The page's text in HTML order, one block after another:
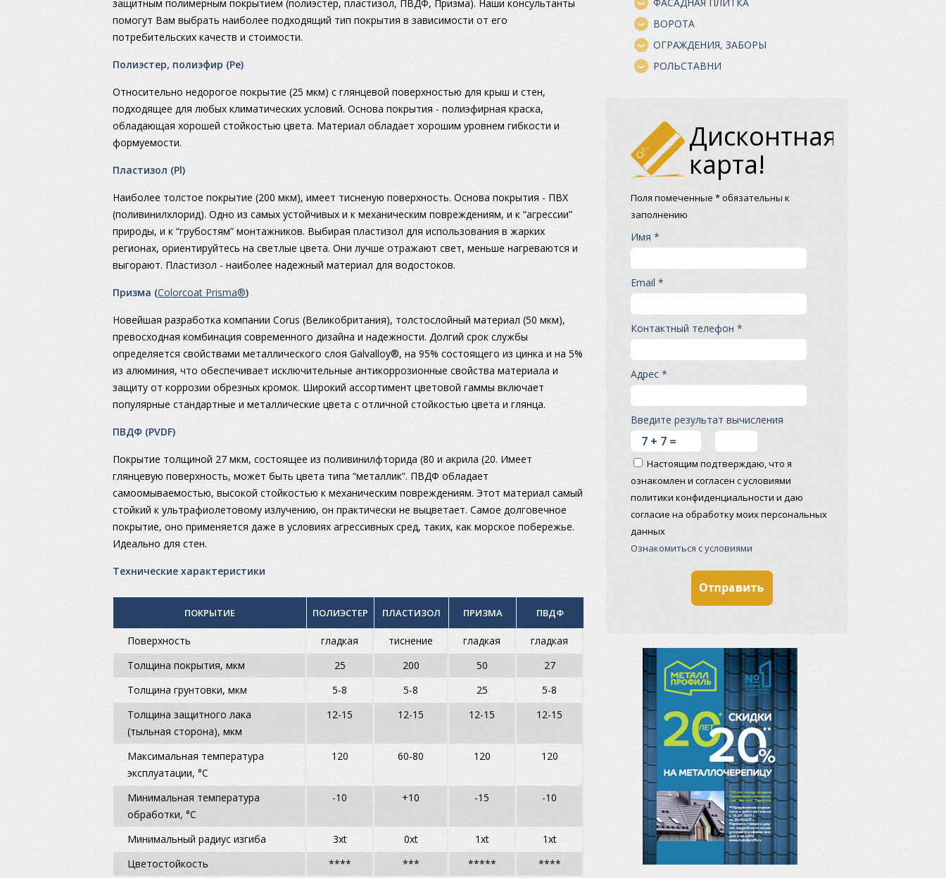
защитным полимерным покрытием (полиэстер, пластизол, ПВДФ, Призма). Наши консультанты
помогут Вам выбрать наиболее подходящий тип покрытия в зависимости от его
потребительских качеств и стоимости.
Полиэстер, полиэфир (Pe)
Относительно недорогое покрытие (25 мкм) с глянцевой поверхностью для крыш и стен,
подходящее для любых климатических условий. Основа покрытия - полиэфирная краска,
обладающая хорошей стойкостью цвета. Материал обладает хорошим уровнем гибкости и
формуемости.
Пластизол (Pl)
Наиболее толстое покрытие (200 мкм), имеет тисненую поверхность. Основа покрытия - ПВХ
(поливинилхлорид). Одно из самых устойчивых и к механическим повреждениям, и к “агрессии”
природы, и к “грубостям” монтажников. Выбирая пластизол для использования в жарких
регионах, ориентируйтесь на светлые цвета. Они лучше отражают свет, меньше нагреваются и
выгорают. Пластизол - наиболее надежный материал для водостоков.
Призма (Colorcoat Prisma®)
Новейшая разработка компании Corus (Великобритания), толстослойный материал (50 мкм),
превосходная комбинация современного дизайна и надежности. Долгий срок службы
определяется свойствами металлического слоя Galvalloy®, на 95% состоящего из цинка и на 5%
из алюминия, что обеспечивает исключительные антикоррозионные свойства материала и
защиту от коррозии обрезных кромок. Широкий ассортимент цветовой гаммы включает
популярные стандартные и металлические цвета с отличной стойкостью цвета и глянца.
ПВДФ (PVDF)
Покрытие толщиной 27 мкм, состоящее из поливинилфторида (80 и акрила (20. Имеет
глянцевую поверхность, может быть цвета типа “металлик”. ПВДФ обладает
самоомываемостью, высокой стойкостью к механическим повреждениям. Этот материал самый
стойкий к ультрафиолетовому излучению, он практически не выцветает. Самое долговечное
покрытие, оно применяется даже в условиях агрессивных сред, таких, как морское побережье.
Идеально для стен.
Технические характеристики
ПОКРЫТИЕ ПОЛИЭСТЕР ПЛАСТИЗОЛ ПРИЗМА ПВДФ
Поверхность гладкая тиснение гладкая
гладкая
Толщина покрытия, мкм
25 200 50
27
Толщина грунтовки, мкм
5-8 5-8 25
5-8
Толщина защитного лака
(тыльная сторона), мкм
12-15 12-15 12-15 12-15
Максимальная температура
эксплуатации, °C
120 60-80 120 120
Минимальная температура
обработки, °C
-10 +10 -15 -10
Минимальный радиус изгиба 3xt 0xt 1xt
1xt
Цветостойкость
**** *** *****
****
ВОРОТА
ОГРАЖДЕНИЯ, ЗАБОРЫ
РОЛЬСТАВНИ
Дисконтная
карта!
Поля помеченные * обязательны к
заполнению
Имя *
Email *
Контактный телефон *
Адрес *
Введите результат вычисления
Настоящим подтверждаю, что я
ознакомлен и согласен с условиями
политики конфиденциальности и даю
согласие на обработку моих персональных
данных
Ознакомиться с условиями